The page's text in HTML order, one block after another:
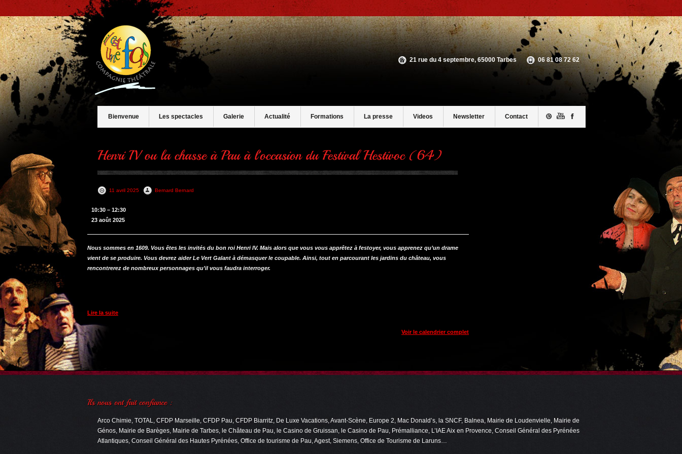
21 rue du 4 septembre, 65000 Tarbes 06 81 08 72 62
Bienvenue Les spectacles Galerie Actualité Formations La presse Videos Newsletter Contact
11 avril 2025 Bernard Bernard
la
chasse
à
Pau
Hestivoc
(64)
10:30 – 12:30
23 août 2025
Nous sommes en 1609. Vous êtes les invités du bon roi Henri IV. Mais alors que vous vous apprêtez à festoyer, vous apprenez qu’un drame
vient de se produire. Vous devrez aider Le Vert Galant à démasquer le coupable. Ainsi, tout en parcourant les jardins du château, vous
rencontrerez de nombreux personnages qu’il vous faudra interroger.
Lire la suite
Voir le calendrier complet
Arco Chimie, TOTAL, CFDP Marseille, CFDP Pau, CFDP Biarritz, De Luxe Vacations, Avant-Scène, Europe 2, Mac Donald’s, la SNCF, Balnea, Mairie de Loudenvielle, Mairie de
Génos, Mairie de Barèges, Mairie de Tarbes, le Château de Pau, le Casino de Gruissan, le Casino de Pau, Prémalliance, L’IAE Aix en Provence, Conseil Général des Pyrénées
Atlantiques, Conseil Général des Hautes Pyrénées, Office de tourisme de Pau, Agest, Siemens, Office de Tourisme de Laruns…